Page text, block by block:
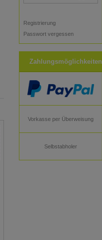
Registrierung
Passwort vergessen
Zahlungsmöglichkeiten
Vorkasse per Überweisung
Selbstabholer